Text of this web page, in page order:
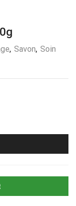
, Savon, Soin